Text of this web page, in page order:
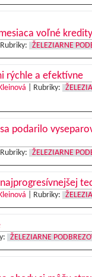
voľné
Rubriky: ŽELEZIARNE
rýchle a efektívne
Rubriky:
podarilo
Rubriky: ŽELEZIARNE
Rubriky:
ŽELEZIARNE